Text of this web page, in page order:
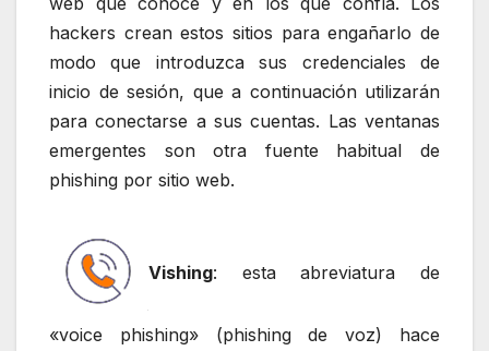
hackers crean estos sitios para engañarlo de
modo que introduzca sus credenciales de
inicio de sesión, que a continuación utilizarán
para conectarse a sus cuentas. Las ventanas
emergentes son otra fuente habitual de
phishing por sitio web.
Vishing: esta abreviatura de
«voice phishing» (phishing de voz) hace